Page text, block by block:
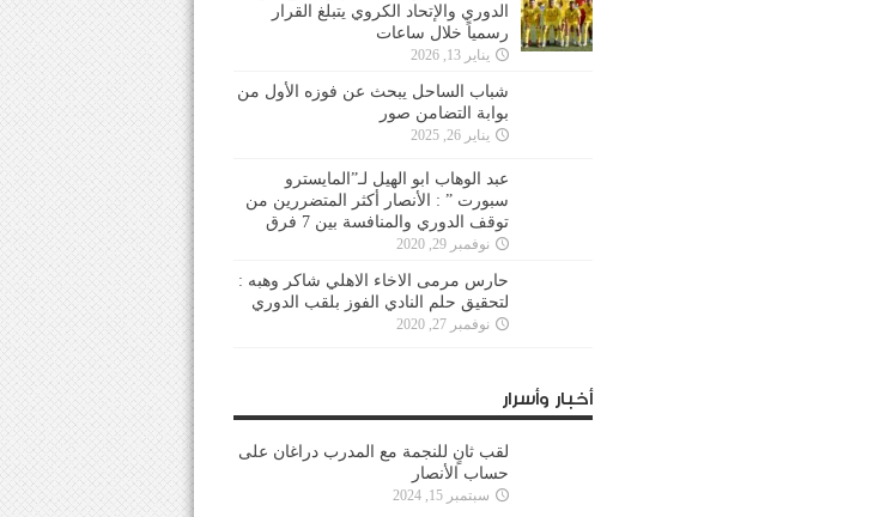
الدوري والإتحاد الكروي يتبلغ القرار
رسمياً خلال ساعات
يناير 13, 2026
شباب الساحل يبحث عن فوزه الأول من
بوابة التضامن صور
يناير 26, 2025
عبد الوهاب ابو الهيل لـ”المايسترو
سبورت ” : الأنصار أكثر المتضررين من
توقف الدوري والمنافسة بين 7 فرق
نوفمبر 29, 2020
حارس مرمى الاخاء الاهلي شاكر وهبه :
لتحقيق حلم النادي الفوز بلقب الدوري
نوفمبر 27, 2020
أخبار وأسرار
لقب ثانٍ للنجمة مع المدرب دراغان على
حساب الأنصار
سبتمبر 15, 2024